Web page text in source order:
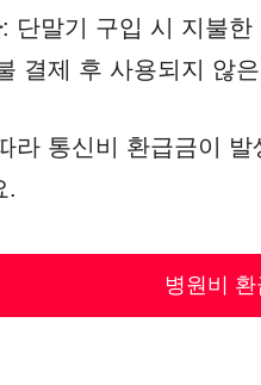
: 단말기 구입 시 지불
결제 후 사용되지 않
라 통신비 환급금이
.
병원비